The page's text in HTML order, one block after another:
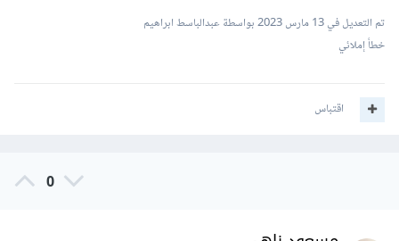
تم التعديل في13 مارس 2023
بواسطة عبدالباسط ابراهيم
خطأ إملائي
اقتباس
0